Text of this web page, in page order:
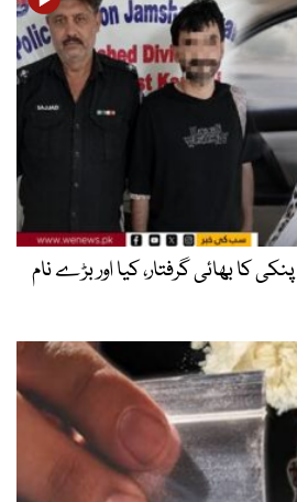
کا بھائی گرفتار، کیا اور بڑے نام